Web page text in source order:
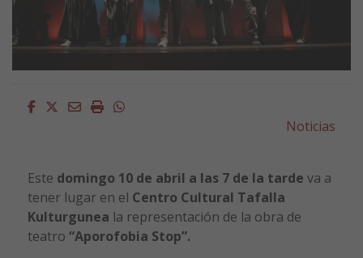
Facebook
Twitter
EmailImprimirWhatsapp
Noticias
Este domingo 10 de abril a las 7 de la tarde va a
tener lugar en el Centro Cultural Tafalla
Kulturgunea la representación de la obra de
teatro “Aporofobia Stop”.